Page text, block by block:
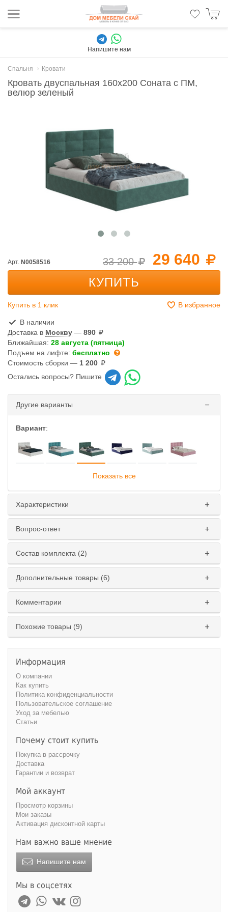
Напишите нам
Спальня Кровати
Кровать двуспальная 160х200 Соната с ПМ,
велюр зеленый
29 640
33 200
Арт. N0058516
КУПИТЬ
Купить в 1 клик В избранное
В наличии
Доставка в Москву — 890
Ближайшая: 28 августа (пятница)
Подъем на лифте: бесплатно
Стоимость сборки — 1 200
Остались вопросы? Пишите
Другие варианты
Вариант:
Ширина спального места:
160 см.
Показать все
Характеристики
Вопрос-ответ
Состав комплекта (2)
Дополнительные товары (6)
Комментарии
Похожие товары (9)
Информация
О компании
Как купить
Политика конфиденциальности
Пользовательское соглашение
Уход за мебелью
Статьи
Почему стоит купить
Покупка в рассрочку
Доставка
Гарантии и возврат
Мой аккаунт
Просмотр корзины
Мои заказы
Активация дисконтной карты
Нам важно ваше мнение
Напишите нам
Мы в соцсетях